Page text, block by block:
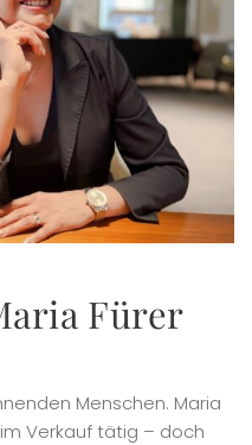
Fürer
Menschen. Maria
Verkauf tätig – doch